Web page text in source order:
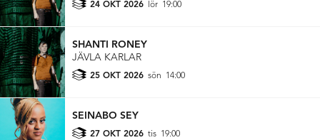
24 OKT 2026 lör 19:00
SHANTI RONEY
JÄVLA KARLAR
25 OKT 2026 sön 14:00
SEINABO SEY
27 OKT 2026 tis 19:00